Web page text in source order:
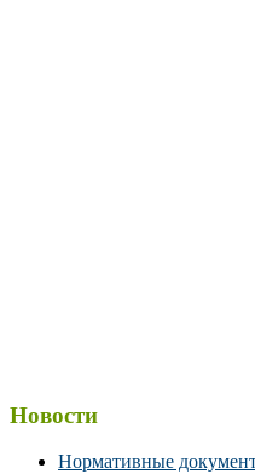
Новости
Нормативные